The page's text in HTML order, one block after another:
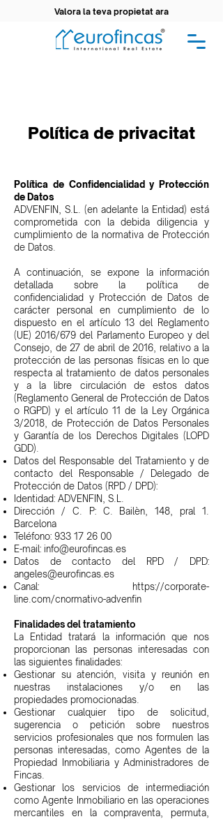
Valora la teva propietat ara
Política de privacitat
Política de Confidencialidad y Protección
de Datos
ADVENFIN, S.L. (en adelante la Entidad) está
comprometida con la debida diligencia y
cumplimiento de la normativa de Protección
de Datos.
A continuación, se expone la información
detallada sobre la política de
confidencialidad y Protección de Datos de
carácter personal en cumplimiento de lo
dispuesto en el artículo 13 del Reglamento
(UE) 2016/679 del Parlamento Europeo y del
Consejo, de 27 de abril de 2016, relativo a la
protección de las personas físicas en lo que
respecta al tratamiento de datos personales
y a la libre circulación de estos datos
(Reglamento General de Protección de Datos
o RGPD) y el artículo 11 de la Ley Orgánica
3/2018, de Protección de Datos Personales
y Garantía de los Derechos Digitales (LOPD
GDD).
Datos del Responsable del Tratamiento y de
contacto del Responsable / Delegado de
Protección de Datos (RPD / DPD):
Identidad: ADVENFIN, S.L.
Dirección / C. P: C. Bailèn, 148, pral 1.
Barcelona
Teléfono: 933 17 26 00
E-mail: info@eurofincas.es
Datos de contacto del RPD / DPD:
angeles@eurofincas.es
Canal: https://corporate-
line.com/cnormativo-advenfin
Finalidades del tratamiento
La Entidad tratará la información que nos
proporcionan las personas interesadas con
las siguientes finalidades:
Gestionar su atención, visita y reunión en
nuestras instalaciones y/o en las
propiedades promocionadas.
Gestionar cualquier tipo de solicitud,
sugerencia o petición sobre nuestros
servicios profesionales que nos formulen las
personas interesadas, como Agentes de la
Propiedad Inmobiliaria y Administradores de
Fincas.
Gestionar los servicios de intermediación
como Agente Inmobiliario en las operaciones
mercantiles en la compraventa, permuta,